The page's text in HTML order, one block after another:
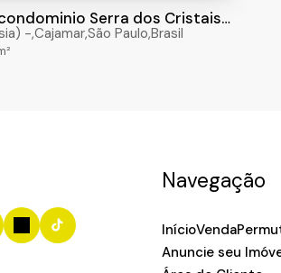
Serra dos Cristais
- SP
,Cajamar,São Paulo,Brasil
Navegação
InícioVenda
Anuncie seu